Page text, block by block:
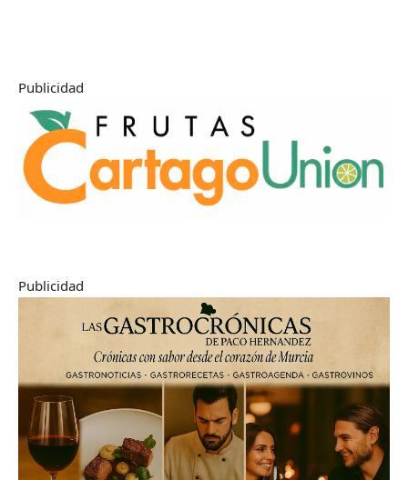
Publicidad
Publicidad